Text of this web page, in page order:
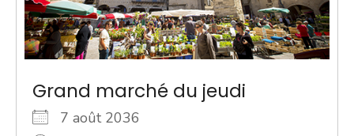
Grand marché du jeudi
7 août 2036